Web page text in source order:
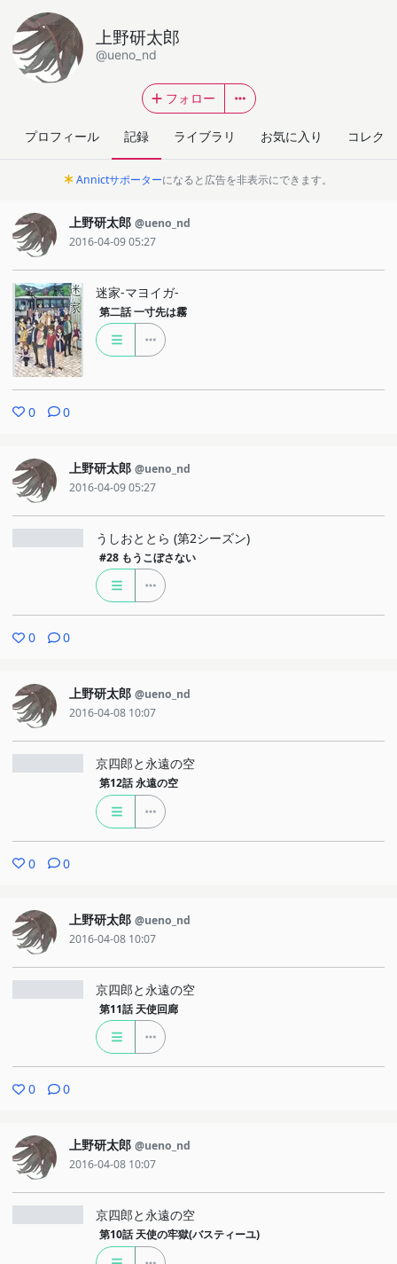
上野研太郎
@ueno_nd
フォロー
プロフィール 記録 ライブラリ お気に入り コレク
Annictサポーターになると広告を非表示にできます。
上野研太郎 @ueno_nd
2016-04-09 05:27
迷家-マヨイガ-
第二話 一寸先は霧
0 0
上野研太郎 @ueno_nd
2016-04-09 05:27
うしおととら (第2シーズン)
#28 もうこぼさない
0 0
上野研太郎 @ueno_nd
2016-04-08 10:07
京四郎と永遠の空
第12話 永遠の空
0 0
上野研太郎 @ueno_nd
2016-04-08 10:07
京四郎と永遠の空
第11話 天使回廊
0 0
上野研太郎 @ueno_nd
2016-04-08 10:07
京四郎と永遠の空
第10話 天使の牢獄(バスティーユ)